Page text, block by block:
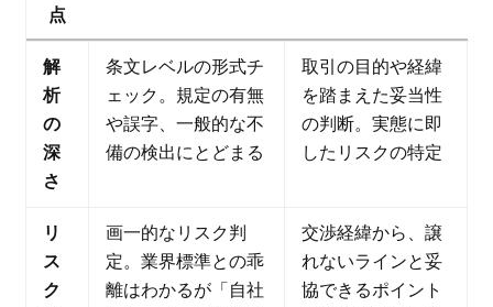
点
解
析
の
深
さ
条文レベルの形式チ
ェック。規定の有無
や誤字、一般的な不
備の検出にとどまる
取引の目的や経緯
を踏まえた妥当性
の判断。実態に即
したリスクの特定
リ
ス
ク
画一的なリスク判
定。業界標準との乖
離はわかるが「自社
交渉経緯から、譲
れないラインと妥
協できるポイント